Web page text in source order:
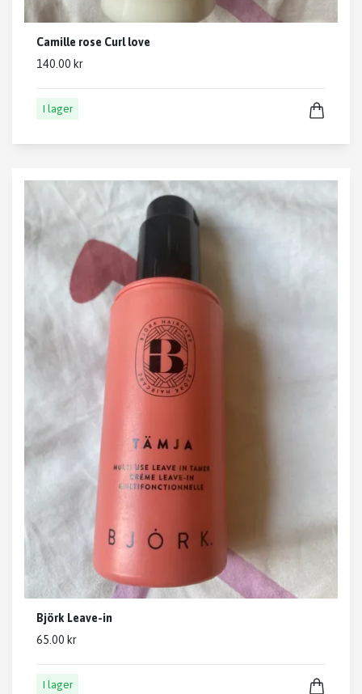
Camille rose Curl love
140.00 kr
I lager
Björk Leave-in
65.00 kr
I lager